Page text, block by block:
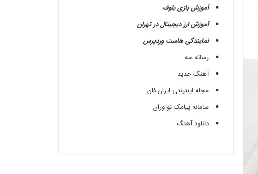
آموزش بازی بلوف
آموزش ارز دیجیتال در تهران
نمایندگی هاست وردپرس
رسانه سه
آهنگ جدید
مجله اینترنتی ایران فان
سامانه پیامک نوآوران
دانلود آهنگ